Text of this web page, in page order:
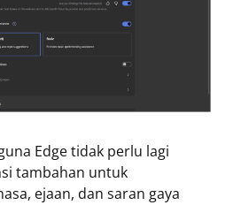
Edge tidak perlu lagi
tambahan untuk
ejaan, dan saran gaya